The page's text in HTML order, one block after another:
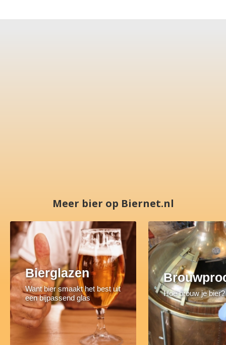
Meer bier op Biernet.nl
Bierglazen
Want bier smaakt het best uit
een bijpassend glas
Hoe brouw je bier?